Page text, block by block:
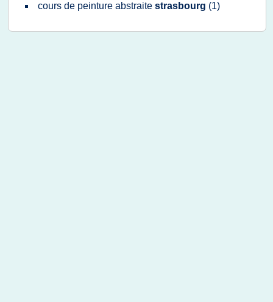
cours de peinture abstraite strasbourg (1)